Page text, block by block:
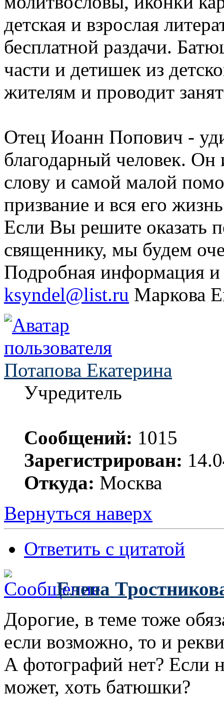
детская и взрослая
бесплатной раздачи.
части и детишек из
жителям и проводит
Отец Иоанн Попович -
благодарный человек.
слову и самой малой
призвание и вся его
Если Вы решите оказать
священнику, мы будем
Подробная информация и
ksyndel@list.ru Маркова
Потапова Екатерина
Учредитель
Сообщений: 1015
Зарегистрирован:
Откуда: Москва
Вернуться наверх
Ответить с цитатой
Елена
Дорогие, в теме тоже
если возможно, то и
А фотографий нет? Если
может, хоть батюшки?